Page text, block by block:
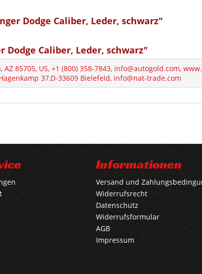
Dodge Caliber, Leder, schwarz"
Caliber, Leder, schwarz"
AZ 85705, US, +1 (800) 358-7843, info@autogold.com,
37,D-33609 Bielefeld, info@nat-trade.com
Informationen
Versand und
Widerrufsrecht
Datenschutz
Widerrufsformular
AGB
Impressum